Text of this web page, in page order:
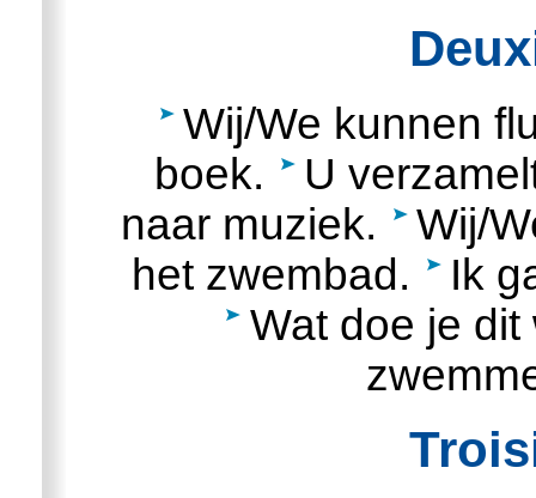
Wij/We kunnen
boek.
U
naar muziek.
Wij/
het zwembad.
Ik
Wat doe je